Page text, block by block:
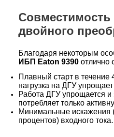
Совместимость
двойного
Благодаря некоторым
ИБП Eaton 9390 отлично
Плавный старт в течение
нагрузка на ДГУ упрощает
Работа ДГУ упрощается и
потребляет только
Минимальные искажения
процентов) входного тока.